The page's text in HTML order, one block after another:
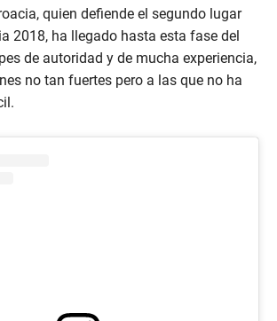
quien defiende el segundo lugar
2018, ha llegado hasta esta fase del
de autoridad y de mucha experiencia,
no tan fuertes pero a las que no ha